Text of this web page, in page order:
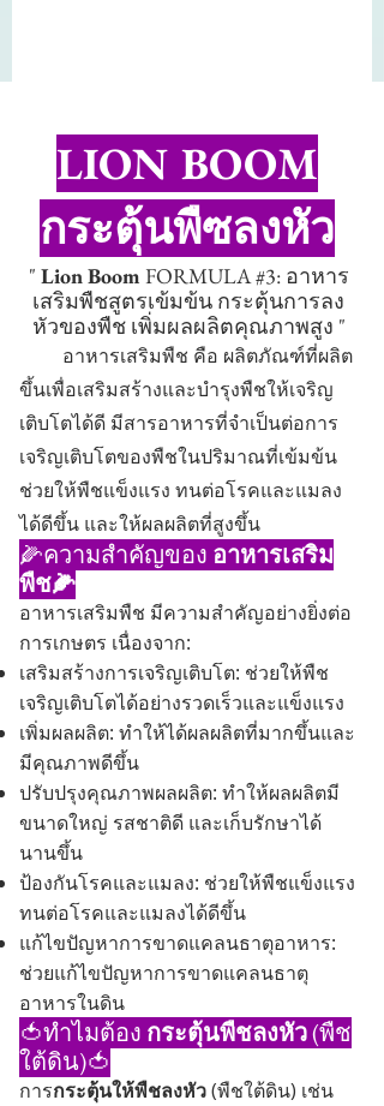
LION BOOM
กระตุ้นพืซลงหัว
" Lion Boom FORMULA #3: อาหาร
เสริมพืชสูตรเข้มข้น กระตุ้นการลง
หัวของพืช เพิ่มผลผลิตคุณภาพสูง "
อาหารเสริมพืช คือ ผลิตภัณฑ์ที่ผลิต
ขึ้นเพื่อเสริมสร้างและบำรุงพืชให้เจริญ
เติบโตได้ดี มีสารอาหารที่จำเป็นต่อการ
เจริญเติบโตของพืชในปริมาณที่เข้มข้น
ช่วยให้พืชแข็งแรง ทนต่อโรคและแมลง
ได้ดีขึ้น และให้ผลผลิตที่สูงขึ้น
🌽ความสำคัญของ อาหารเสริม
พืช🌽
อาหารเสริมพืช มีความสำคัญอย่างยิ่งต่อ
การเกษตร เนื่องจาก:
เสริมสร้างการเจริญเติบโต: ช่วยให้พืช
เจริญเติบโตได้อย่างรวดเร็วและแข็งแรง
เพิ่มผลผลิต: ทำให้ได้ผลผลิตที่มากขึ้นและ
มีคุณภาพดีขึ้น
ปรับปรุงคุณภาพผลผลิต: ทำให้ผลผลิตมี
ขนาดใหญ่ รสชาติดี และเก็บรักษาได้
นานขึ้น
ป้องกันโรคและแมลง: ช่วยให้พืชแข็งแรง
ทนต่อโรคและแมลงได้ดีขึ้น
แก้ไขปัญหาการขาดแคลนธาตุอาหาร:
ช่วยแก้ไขปัญหาการขาดแคลนธาตุ
อาหารในดิน
🍅ทำไมต้อง กระตุ้นพืชลงหัว(พืช
ใต้ดิน)🍅
การกระตุ้นให้พืชลงหัว(พืชใต้ดิน) เช่น